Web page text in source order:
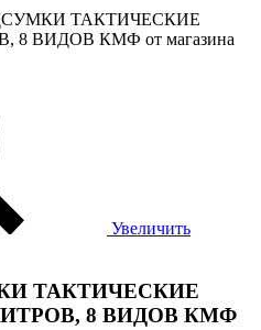
Увеличить
ТАКТИЧЕСКИЕ
8 ВИДОВ КМФ